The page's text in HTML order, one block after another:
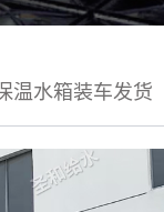
温水箱装车发货